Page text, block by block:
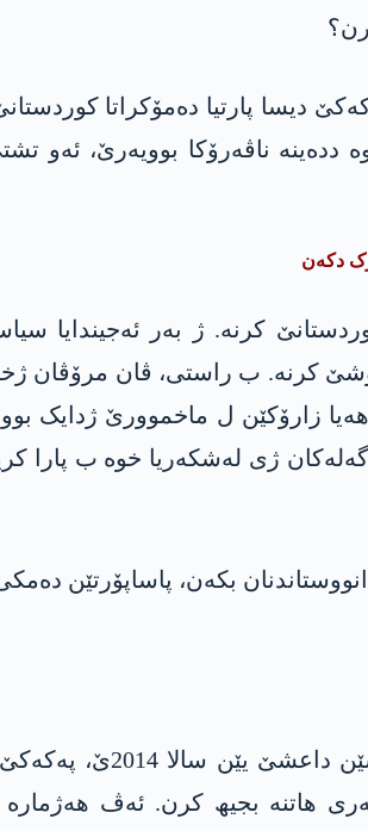
دیسا پارتیا دەمۆکراتا
ددەینە ناڤەرۆکا بوویەرێ،
دکەن
کۆچی باشوورێ کوردستانێ کرنە. ژ بەر
کرنە. ب راستی، ڤان مرۆڤان
ھەیا زارۆکێن ل ماخموورێ ژدایک
گەلەکان ژی لەشکەریا خوە ب
بکەن، پاساپۆرتێن
ب راستی، کامپا مەخموورێ ژ سالا 1994ێ